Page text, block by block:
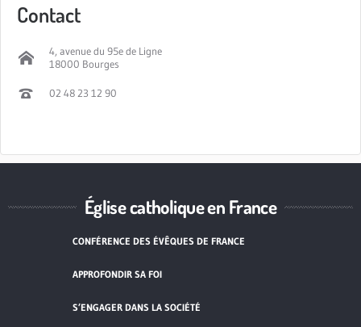
Contact
4, avenue du 95e de Ligne
18000 Bourges
02 48 23 12 90
Église catholique en France
CONFÉRENCE DES ÉVÊQUES DE FRANCE
APPROFONDIR SA FOI
S’ENGAGER DANS LA SOCIÉTÉ